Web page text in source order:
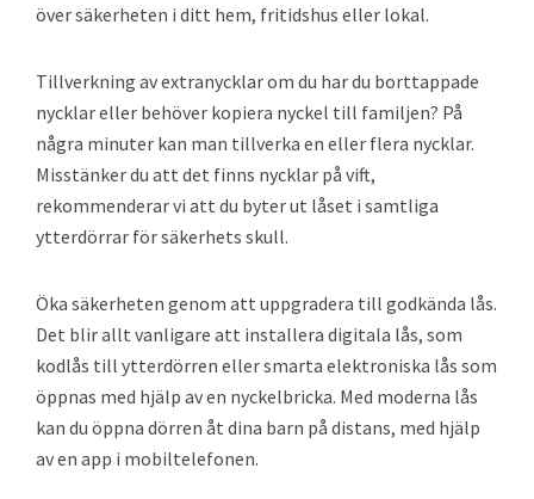
över säkerheten i ditt hem, fritidshus eller lokal.
Tillverkning av extranycklar om du har du borttappade
nycklar eller behöver kopiera nyckel till familjen? På
några minuter kan man tillverka en eller flera nycklar.
Misstänker du att det finns nycklar på vift,
rekommenderar vi att du byter ut låset i samtliga
ytterdörrar för säkerhets skull.
Öka säkerheten genom att uppgradera till godkända lås.
Det blir allt vanligare att installera digitala lås, som
kodlås till ytterdörren eller smarta elektroniska lås som
öppnas med hjälp av en nyckelbricka. Med moderna lås
kan du öppna dörren åt dina barn på distans, med hjälp
av en app i mobiltelefonen.